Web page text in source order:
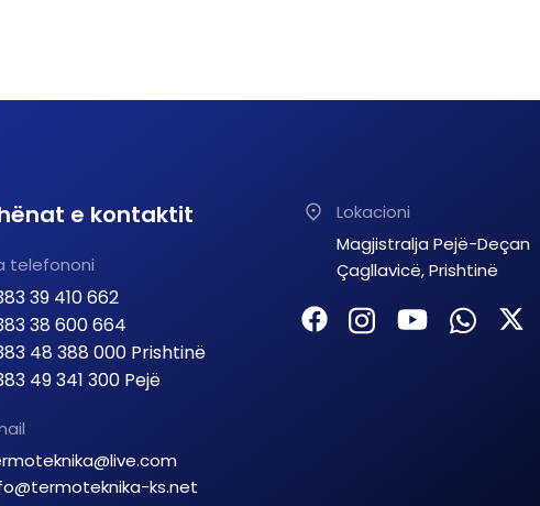
e kontaktit
telefononi
39 410 662
38 600 664
48 388 000 Prishtinë
49 341 300 Pejë
ks.net
Lokacioni
Magjistralja Pejë-Deçan
Çagllavicë, Prishtinë